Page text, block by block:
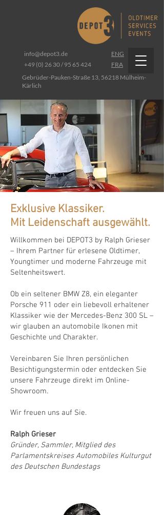
+49 (0) 26 30 / 95 65 424
info@depot3.de
ENG
FRA
Gebrüder-Pauken-Straße 13, 56218 Mülheim-
Kärlich
Exklusive Klassiker.
Mit Leidenschaft ausgewählt.
Willkommen bei DEPOT3 by Ralph Grieser
– Ihrem Partner für erlesene Oldtimer,
Youngtimer und moderne Fahrzeuge mit
Seltenheitswert.
Ob ein seltener BMW Z8, ein eleganter
Porsche 911 oder ein liebevoll erhaltener
Klassiker wie der Mercedes-Benz 300 SL –
wir glauben an automobile Ikonen mit
Geschichte und Charakter.
Vereinbaren Sie Ihren persönlichen
Besichtigungstermin oder entdecken Sie
unsere Fahrzeuge direkt im Online-
Showroom.
Wir freuen uns auf Sie.
Ralph Grieser
Gründer, Sammler, Mitglied des
Parlamentskreises Automobiles Kulturgut
des Deutschen Bundestags